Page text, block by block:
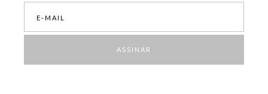
ASSINAR